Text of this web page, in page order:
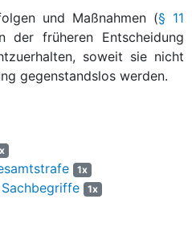
und Maßnahmen (§ 11
früheren Entscheidung
soweit sie nicht
gegenstandslos werden.
1x
Sachbegriffe 1x